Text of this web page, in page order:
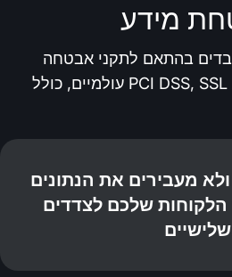
מידע
בהתאם לתקני אבטחה
מעבירים את הנתונים
הלקוחות שלכם לצדדים